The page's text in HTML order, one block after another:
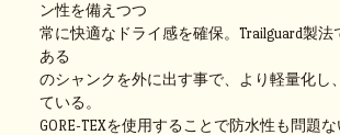
ン性を備えつつ
常に快適なドライ感を確保。Trailguard製法
ある
のシャンクを外に出す事で、より軽量化し
ている。
GORE-TEXを使用することで防水性も問題な